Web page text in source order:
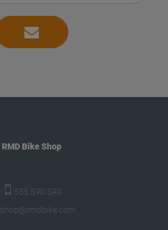
RMD Bike Shop
535 590 590
shop@rmdbike.com